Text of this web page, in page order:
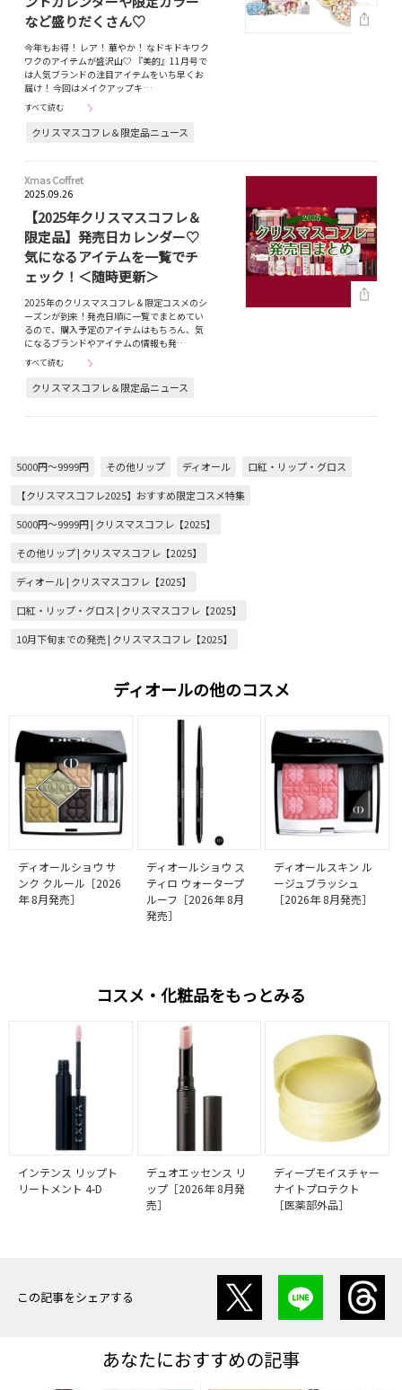
など盛りだくさん♡
今年もお得！ レア！ 華やか！ なドキドキワク
ワクのアイテムが盛沢山♡ 『美的』11月号で
は人気ブランドの注目アイテムをいち早くお
届け！ 今回はメイクアップキ…
すべて読む
クリスマスコフレ＆限定品ニュース
Xmas Coffret
2025.09.26
【2025年クリスマスコフレ＆
限定品】発売日カレンダー♡
気になるアイテムを一覧でチ
ェック！＜随時更新＞
2025年のクリスマスコフレ＆限定コスメのシ
ーズンが到来！発売日順に一覧でまとめてい
るので、購入予定のアイテムはもちろん、気
になるブランドやアイテムの情報も発…
すべて読む
クリスマスコフレ＆限定品ニュース
5000円～9999円 その他リップ ディオール
口紅・リップ・グロス
【クリスマスコフレ2025】おすすめ限定コスメ特集
5000円～9999円 | クリスマスコフレ【2025】
その他リップ | クリスマスコフレ【2025】
ディオール | クリスマスコフレ【2025】
口紅・リップ・グロス | クリスマスコフレ【2025】
10月下旬までの発売 | クリスマスコフレ【2025】
ディオールの他のコスメ
ディオールショウ サ
ンク クルール［2026
年 8月発売］
ディオールショウ ス
ティロ ウォータープ
ルーフ［2026年 8月
発売］
ディオールスキン ル
ージュブラッシュ
［2026年 8月発売］
コスメ・化粧品をもっとみる
インテンス リップト
リートメント 4-D
デュオエッセンス リ
ップ［2026年 8月発
売］
ディープモイスチャー
ナイトプロテクト
［医薬部外品］
この記事をシェアする
あなたにおすすめの記事